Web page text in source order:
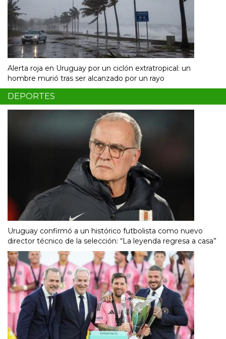
Alerta roja en Uruguay por un ciclón extratropical: un
hombre murió tras ser alcanzado por un rayo
DEPORTES
Uruguay confirmó a un histórico futbolista como nuevo
director técnico de la selección: “La leyenda regresa a casa”